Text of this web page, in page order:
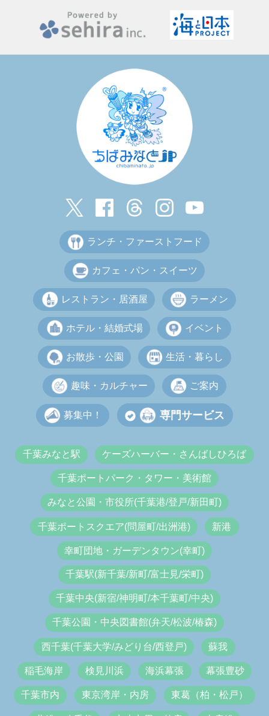
ランチ・ファーストフード
カフェ・パン・スイーツ
レストラン・居酒屋 ラーメン
ホテル・結婚式場 イベント
お散歩・公園 生活・暮らし
趣味・カルチャー ご案内
募集中！ 専門サービス
千葉みなと駅 ケーズハーバー・さんばしひろば
千葉ポートパーク・タワー・美術館
みなと公園・市役所(千葉港/登戸/新田町)
千葉ポートスクエア(問屋町/出洲港) 新港
幸町団地・ガーデンタウン(幸町)
千葉駅(新千葉/新町/富士見/栄町)
千葉中央(新宿/神明町/本千葉町/中央)
千葉公園・中央図書館(弁天/松波/椿森)
西千葉(千葉大学/みどり台/西登戸) 蘇我
稲毛海岸 検見川浜 海浜幕張 幕張豊砂
千葉市内 東京湾岸・内房 東葛（柏・松戸）